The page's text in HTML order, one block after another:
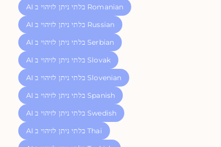
AI בלתי ניתן לזיהוי ב Romanian
AI בלתי ניתן לזיהוי ב Russian
AI בלתי ניתן לזיהוי ב Serbian
AI בלתי ניתן לזיהוי ב Slovak
AI בלתי ניתן לזיהוי ב Slovenian
AI בלתי ניתן לזיהוי ב Spanish
AI בלתי ניתן לזיהוי ב Swedish
AI בלתי ניתן לזיהוי ב Thai